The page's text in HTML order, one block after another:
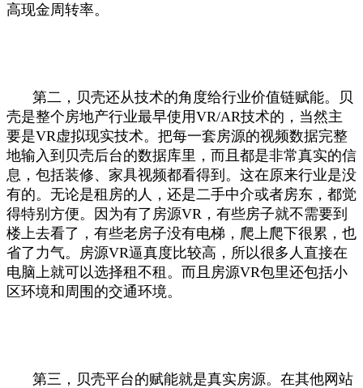
高现金周转率。
第二，贝壳还从技术的角度给行业价值链赋能。贝
壳是整个房地产行业最早使用VR/AR技术的，当然主
要是VR虚拟现实技术。把每一套房源的视频数据完整
地输入到贝壳后台的数据库里，而且都是非常真实的信
息，包括装修、家具视频都看得到。这在原来行业是没
有的。无论是租房的人，还是二手中介或者房东，都觉
得特别方便。因为有了房源VR，有些房子就不需要到
楼上去看了，有些老房子没有电梯，爬上爬下很累，也
省了力气。房源VR逼真度比较高，所以很多人直接在
电脑上就可以选择租不租。而且房源VR包里还包括小
区环境和周围的交通环境。
第三，贝壳平台的赋能就是真实房源。在其他网站